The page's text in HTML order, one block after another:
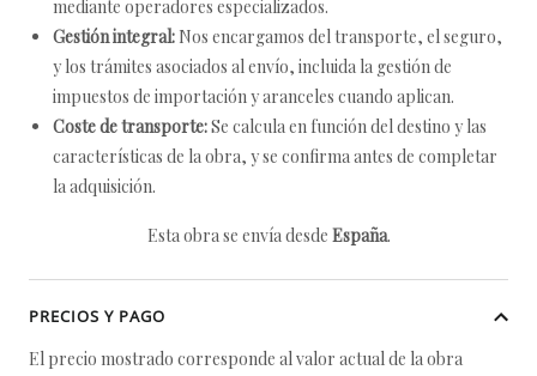
mediante operadores especializados.
Gestión integral: Nos encargamos del transporte, el seguro,
y los trámites asociados al envío, incluida la gestión de
impuestos de importación y aranceles cuando aplican.
Coste de transporte:Se calcula en función del destino y las
características de la obra, y se confirma antes de completar
la adquisición.
Esta obra se envía desde España.
PRECIOS Y PAGO
El precio mostrado corresponde al valor actual de la obra